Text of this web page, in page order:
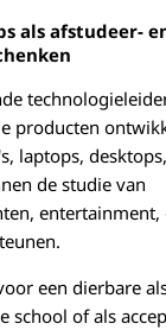
als afstudeer-
producten
laptops,
de studie van
entertainment,
een dierbare
school of als